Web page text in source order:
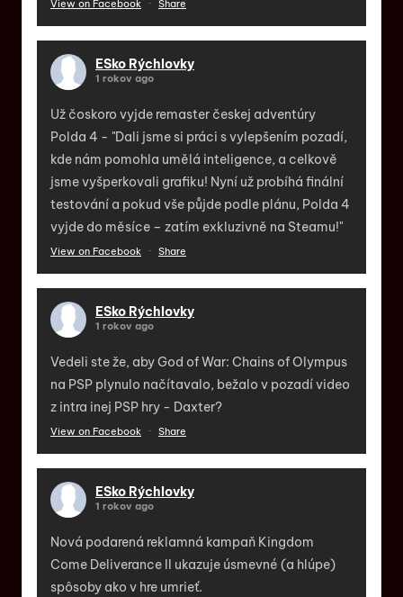
View on Facebook · Share
ESko Rýchlovky
1 rokov ago
Už čoskoro vyjde remaster českej adventúry
Polda 4 - "Dali jsme si práci s vylepšením pozadí,
kde nám pomohla umělá inteligence, a celkově
jsme vyšperkovali grafiku! Nyní už probíhá finální
testování a pokud vše půjde podle plánu, Polda 4
vyjde do měsíce – zatím exkluzivně na Steamu!"
View on Facebook · Share
ESko Rýchlovky
1 rokov ago
Vedeli ste že, aby God of War: Chains of Olympus
na PSP plynulo načítavalo, bežalo v pozadí video
z intra inej PSP hry - Daxter?
View on Facebook · Share
ESko Rýchlovky
1 rokov ago
Nová podarená reklamná kampaň Kingdom
Come Deliverance II ukazuje úsmevné (a hlúpe)
spôsoby ako v hre umrieť.